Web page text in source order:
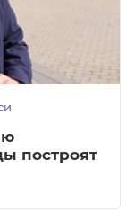
построят